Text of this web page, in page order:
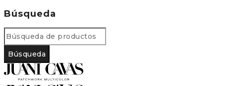
Búsqueda